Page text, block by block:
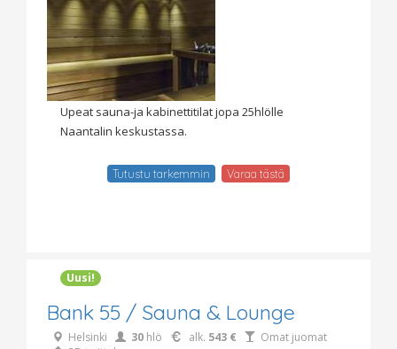
Upeat sauna-ja kabinettitilat jopa 25hlölle
Naantalin keskustassa.
Tutustu tarkemmin Varaa tästä
Uusi!
Bank 55 / Sauna & Lounge
Helsinki 30 hlö alk. 543 €
Omat juomat